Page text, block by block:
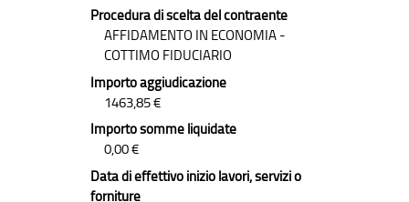
Procedura di scelta del contraente
AFFIDAMENTO IN ECONOMIA -
COTTIMO FIDUCIARIO
Importo aggiudicazione
1463,85 €
Importo somme liquidate
0,00 €
Data di effettivo inizio lavori, servizi o
forniture